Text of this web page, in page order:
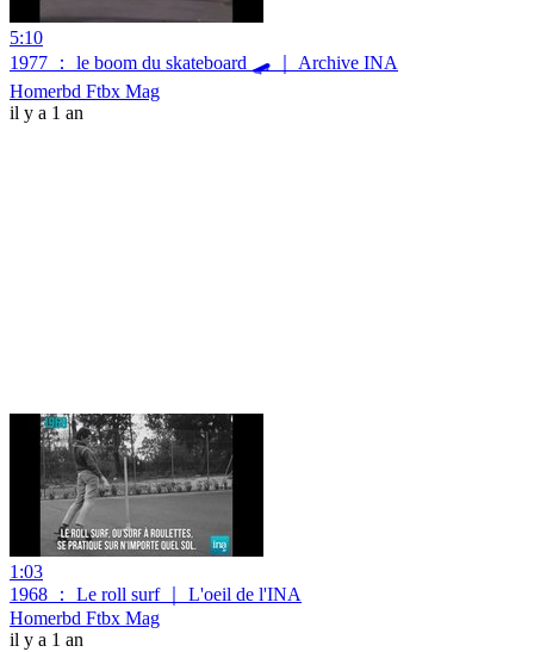
5:10
1977 ： le boom du skateboard 🛹 ｜ Archive INA
Homerbd Ftbx Mag
il y a 1 an
1:03
1968 ： Le roll surf ｜ L'oeil de l'INA
Homerbd Ftbx Mag
il y a 1 an